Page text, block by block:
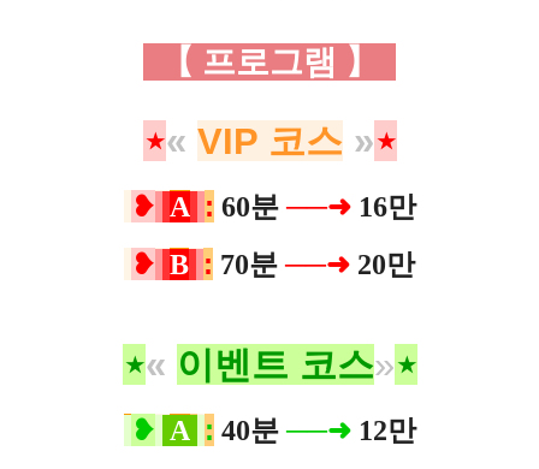
【 프로그램 】
⋆« VIP 코스 »⋆
❥ A : 60분──➜ 16만
❥ B : 70분──➜ 20만
⋆« 이벤트 코스»⋆
❥ A : 40분──➜ 12만